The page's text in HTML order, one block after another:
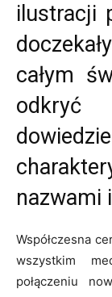
ilustracji
całym
odkryć
nazwami
Współczesna
wszystkim
połączeniu